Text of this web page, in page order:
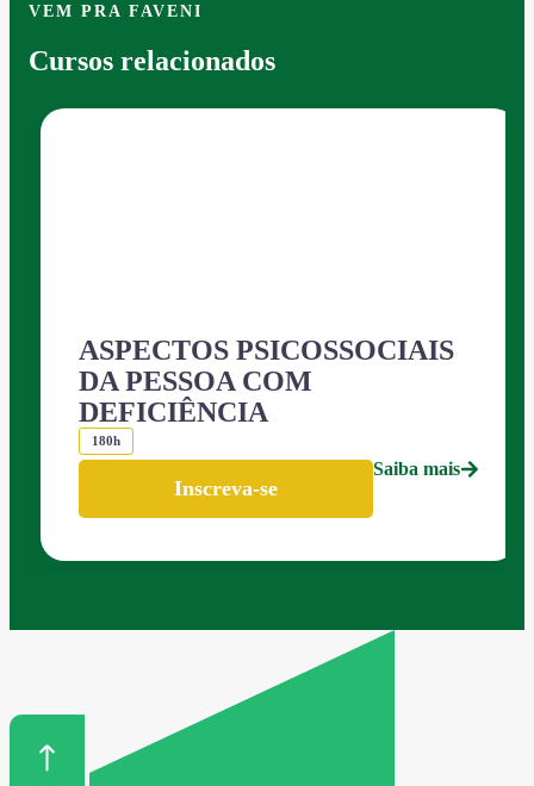
VEM PRA FAVENI
Cursos relacionados
ASPECTOS PSICOSSOCIAIS
DA PESSOA COM
DEFICIÊNCIA
180h
Inscreva-se
Saiba mais